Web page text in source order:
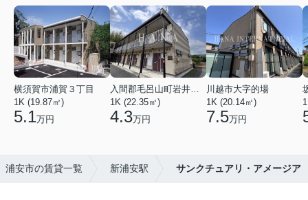
横須賀市浦賀３丁目
1K (19.87㎡)
5.1万円
入間郡毛呂山町岩井西１丁目
1K (22.35㎡)
4.3万円
川越市大字的場
1K (20.14㎡)
7.5万円
浦安市の賃貸一覧 新浦安駅 サンクチュアリ・アメージア